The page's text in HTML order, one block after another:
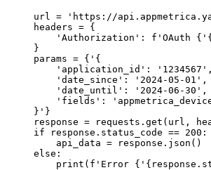
url = 'https://
headers = {
    'Authorization'
: f 'OAuth { '
}
params = { '{
    'application_id'
: '1234567' ,
    'date_since'
: '2024-05-01' ,
    'date_until'
: '2024-06-30' ,
    'fields'
:
} '}
response = requests.get(url,
if response.status_code == 200 :
    api_data
= response.json()
else :
    print
( f 'Error { '